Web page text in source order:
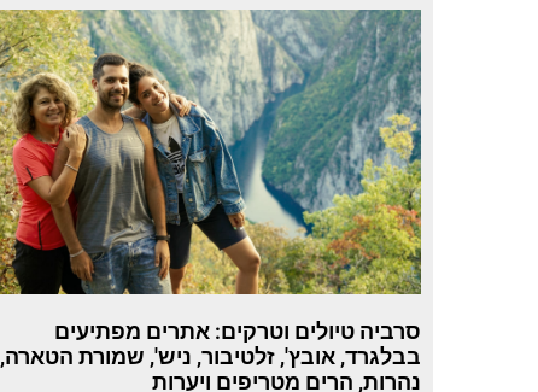
סרביה טיולים וטרקים: אתרים מפתיעים
בבלגרד, אובץ', זלטיבור, ניש', שמורת הטארה,
נהרות, הרים מטריפים ויערות